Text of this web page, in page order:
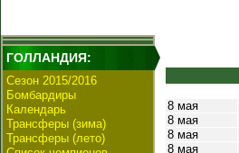
ГОЛЛАНДИЯ:
Сезон 2015/2016
Бомбардиры
Календарь
Трансферы (зима)
Трансферы (лето)
8 мая
8 мая
8 мая
8 мая